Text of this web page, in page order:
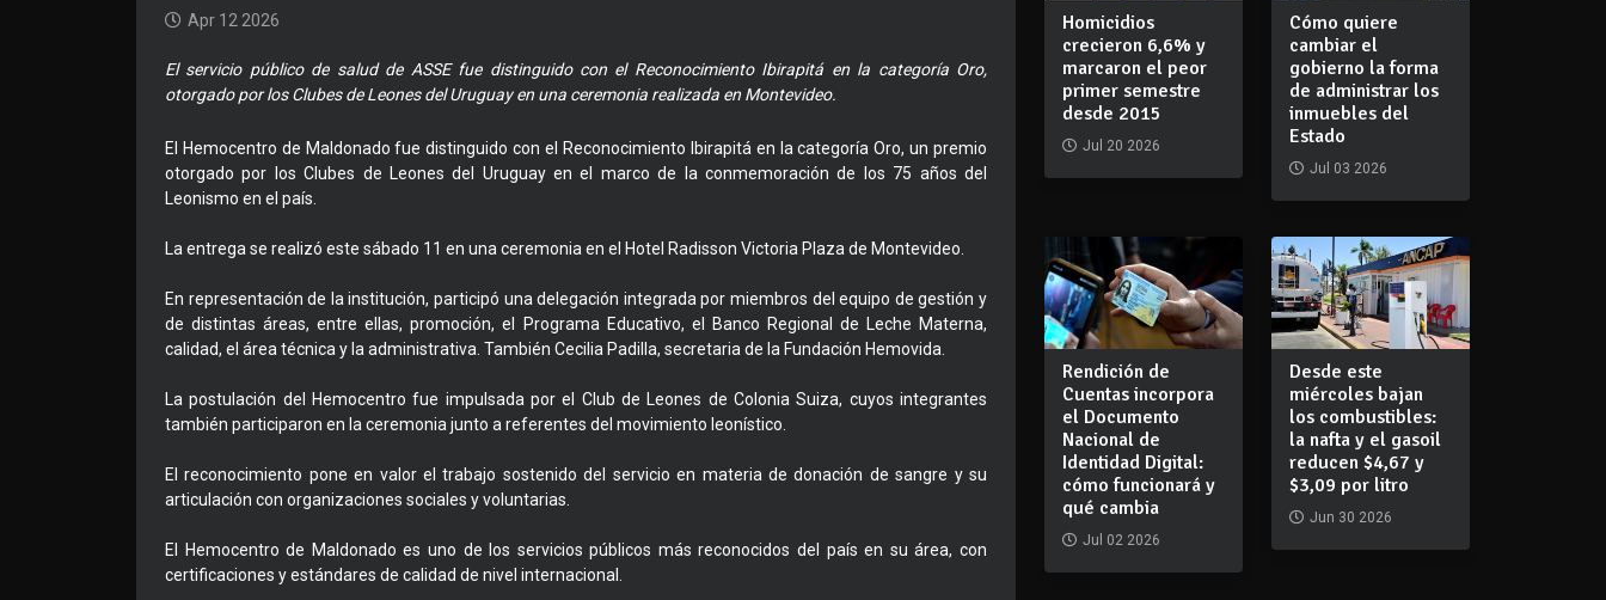
Apr 12 2026
El servicio público de salud de ASSE fue distinguido con el Reconocimiento Ibirapitá en la categoría Oro,
otorgado por los Clubes de Leones del Uruguay en una ceremonia realizada en Montevideo.
El Hemocentro de Maldonado fue distinguido con el Reconocimiento Ibirapitá en la categoría Oro, un premio
otorgado por los Clubes de Leones del Uruguay en el marco de la conmemoración de los 75 años del
Leonismo en el país.
La entrega se realizó este sábado 11 en una ceremonia en el Hotel Radisson Victoria Plaza de Montevideo.
En representación de la institución, participó una delegación integrada por miembros del equipo de gestión y
de distintas áreas, entre ellas, promoción, el Programa Educativo, el Banco Regional de Leche Materna,
calidad, el área técnica y la administrativa. También Cecilia Padilla, secretaria de la Fundación Hemovida.
La postulación del Hemocentro fue impulsada por el Club de Leones de Colonia Suiza, cuyos integrantes
también participaron en la ceremonia junto a referentes del movimiento leonístico.
El reconocimiento pone en valor el trabajo sostenido del servicio en materia de donación de sangre y su
articulación con organizaciones sociales y voluntarias.
El Hemocentro de Maldonado es uno de los servicios públicos más reconocidos del país en su área, con
certificaciones y estándares de calidad de nivel internacional.
Homicidios
crecieron 6,6% y
marcaron el peor
primer semestre
desde 2015
Jul 20 2026
Cómo quiere
cambiar el
gobierno la forma
de administrar los
inmuebles del
Estado
Jul 03 2026
Rendición de
Cuentas incorpora
el Documento
Nacional de
Identidad Digital:
cómo funcionará y
qué cambia
Jul 02 2026
Desde este
miércoles bajan
los combustibles:
la nafta y el gasoil
reducen $4,67 y
$3,09 por litro
Jun 30 2026